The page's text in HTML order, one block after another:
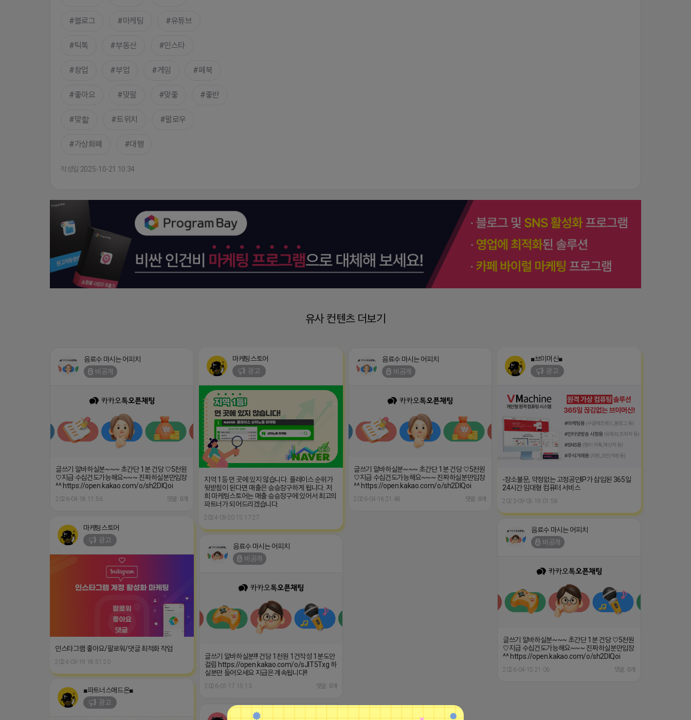
블로그 마케팅 유튜브
틱톡 부동산 인스타
창업 부업 게임 페북
좋아요 맞팔 맞좋 좋반
맞핱 트위치 팔로우
가상화폐 대행
작성일 2025-10-21 10:34
유사 컨텐츠 더보기
음료수 마시는 어피치
비공개
글쓰기 알바하실분~~~ 초간단 1분 건당 ♡5천원
♡지급 수십건도가능해요~~~ 진짜하실분만입장
^^ https://open.kakao.com/o/sh2DIQoi
2026-04-18 11:56 댓글: 0개
마케팅스토어
광고
지역 1등 먼 곳에 있지 않습니다. 플레이스 순위가
뒷받침이 된다면 매출은 승승장구하게 됩니다. 저
희 마케팅스토어는 매출 승승장구에 있어서 최고의
파트너가 되어드리겠습니다.
2024-09-20 15:17:27
음료수 마시는 어피치
비공개
글쓰기 알바하실분~~~ 초간단 1분 건당 ♡5천원
♡지급 수십건도가능해요~~~ 진짜하실분만입장
^^ https://open.kakao.com/o/sh2DIQoi
2026-04-16 21:48 댓글: 0개
■브이머신■
광고
-장소불문, 약정없는 고정공인IP가 삽입된 365일
24시간 임대형 컴퓨터 서비스
2023-09-05 19:01:58
마케팅스토어
광고
인스타그램 좋아요/팔로워/댓글 최적화 작업
2024-09-19 18:51:20
음료수 마시는 어피치
비공개
글쓰기 알바하실분~~~ 초간단 1분 건당 ♡5천원
♡지급 수십건도가능해요~~~ 진짜하실분만입장
^^ https://open.kakao.com/o/sh2DIQoi
2026-04-15 21:06 댓글: 0개
음료수 마시는 어피치
비공개
글쓰기 알바하실분!!! 건당 1천원 1건작성 1분도안
걸림 https://open.kakao.com/o/sJIT5Txg 하
실분만 들어오세요 지급은 계속됩니다!!
2026-01-17 15:13 댓글: 0개
■파트너스애드온■
광고
음료수 마시는 어피치